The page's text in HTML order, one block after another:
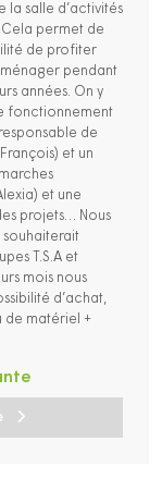
la salle d’activités
Cela permet de
de profiter
pendant
années. On y
fonctionnement
de
et un
et une
projets… Nous
souhaiterait
T.S.A et
mois nous
d’achat,
de matériel +